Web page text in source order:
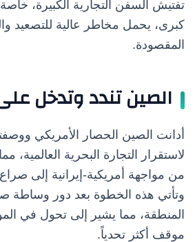
تفتيش السفن التجارية الكبيرة، خاصة
كبرى، يحمل مخاطر عالية للتصعيد
المقصودة.
الصين تندد وتدخل
أدانت الصين الحصار الأمريكي
لاستقرار التجارة البحرية العالمية،
من مواجهة أمريكية-إيرانية إلى
وتأتي هذه الخطوة بعد دور وساطة
المنطقة، مما يشير إلى تحول في
موقف أكثر تحدياً.